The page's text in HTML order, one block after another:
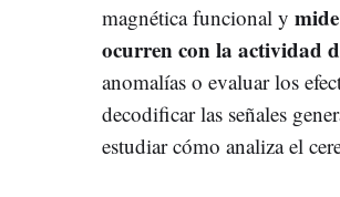
magnética funcional y
ocurren con la actividad
anomalías o evaluar los
decodificar las señales
estudiar cómo analiza el